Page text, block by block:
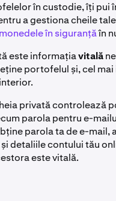
în custodie, îți pui
a gestiona cheile
în siguranțăîn
este informațiavitală
portofelul și, cel
privată controlează
parola pentru e-
parola ta de e-mail,
detaliile contului tău
este vitală.